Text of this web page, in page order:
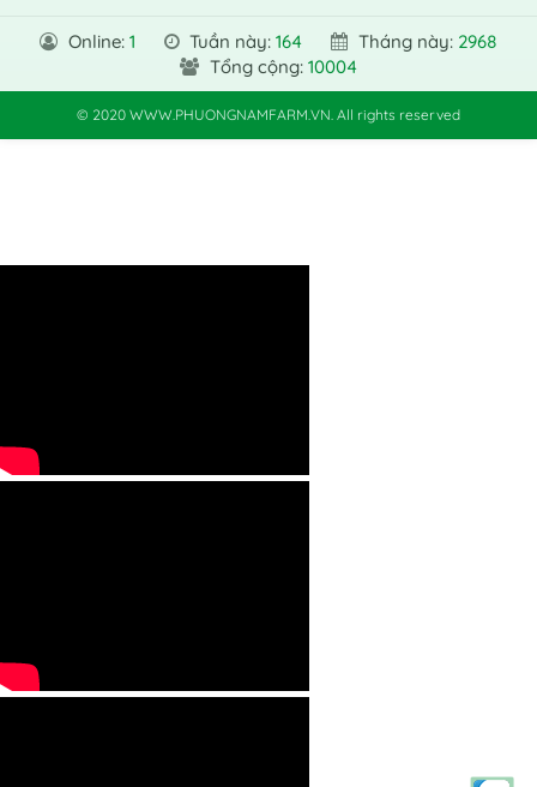
Online: 1 Tuần này:164 Tháng này: 2968
Tổng cộng: 10004
© 2020 WWW.PHUONGNAMFARM.VN. All rights reserved